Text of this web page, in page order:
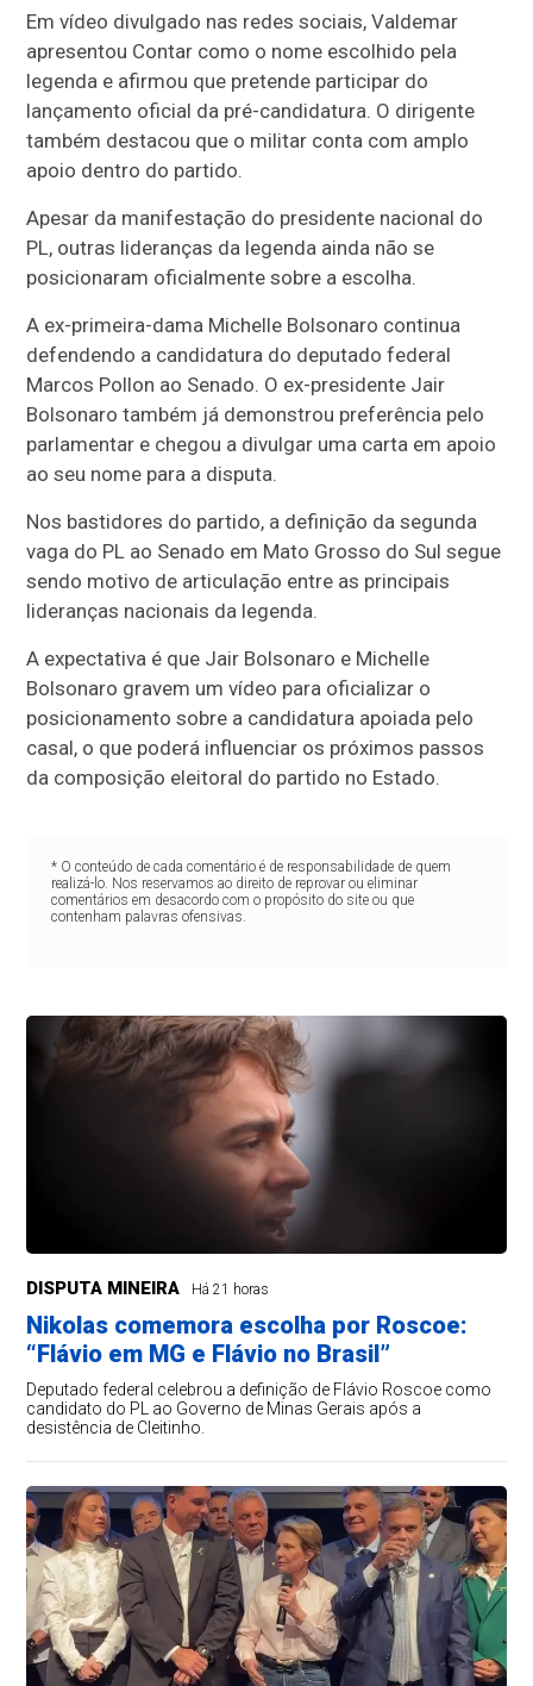
Em vídeo divulgado nas redes sociais, Valdemar
apresentou Contar como o nome escolhido pela
legenda e afirmou que pretende participar do
lançamento oficial da pré-candidatura. O dirigente
também destacou que o militar conta com amplo
apoio dentro do partido.
Apesar da manifestação do presidente nacional do
PL, outras lideranças da legenda ainda não se
posicionaram oficialmente sobre a escolha.
A ex-primeira-dama Michelle Bolsonaro continua
defendendo a candidatura do deputado federal
Marcos Pollon ao Senado. O ex-presidente Jair
Bolsonaro também já demonstrou preferência pelo
parlamentar e chegou a divulgar uma carta em apoio
ao seu nome para a disputa.
Nos bastidores do partido, a definição da segunda
vaga do PL ao Senado em Mato Grosso do Sul segue
sendo motivo de articulação entre as principais
lideranças nacionais da legenda.
A expectativa é que Jair Bolsonaro e Michelle
Bolsonaro gravem um vídeo para oficializar o
posicionamento sobre a candidatura apoiada pelo
casal, o que poderá influenciar os próximos passos
da composição eleitoral do partido no Estado.
* O conteúdo de cada comentário é de responsabilidade de quem
realizá-lo. Nos reservamos ao direito de reprovar ou eliminar
comentários em desacordo com o propósito do site ou que
contenham palavras ofensivas.
DISPUTA MINEIRA Há 21 horas
Nikolas comemora escolha por Roscoe:
“Flávio em MG e Flávio no Brasil”
Deputado federal celebrou a definição de Flávio Roscoe como
candidato do PL ao Governo de Minas Gerais após a
desistência de Cleitinho.